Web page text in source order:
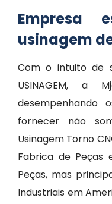
Empresa
usinagem
Com o intuito de
USINAGEM, a
desempenhando
fornecer não
Usinagem Torno
Fabrica de Peças
Peças, mas
Industriais em